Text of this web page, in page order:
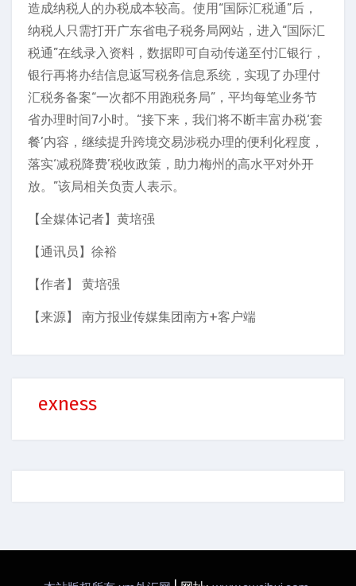
造成纳税人的办税成本较高。使用“国际汇税通”后，
纳税人只需打开广东省电子税务局网站，进入“国际汇
税通”在线录入资料，数据即可自动传递至付汇银行，
银行再将办结信息返写税务信息系统，实现了办理付
汇税务备案“一次都不用跑税务局”，平均每笔业务节
省办理时间7小时。“接下来，我们将不断丰富办税‘套
餐’内容，继续提升跨境交易涉税办理的便利化程度，
落实‘减税降费’税收政策，助力梅州的高水平对外开
放。”该局相关负责人表示。
【全媒体记者】黄培强
【通讯员】徐裕
【作者】 黄培强
【来源】 南方报业传媒集团南方+客户端
exness